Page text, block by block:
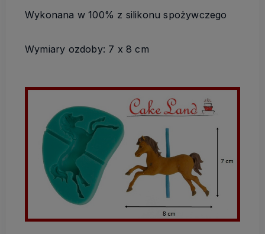
Wykonana w 100% z silikonu spożywczego
Wymiary ozdoby: 7 x 8 cm